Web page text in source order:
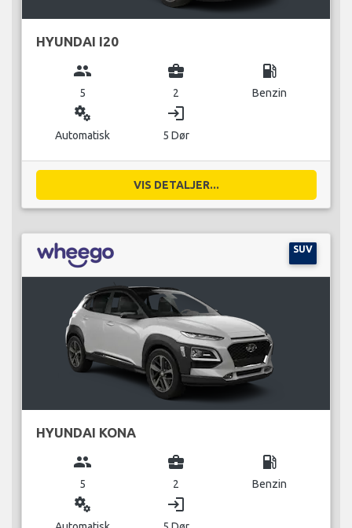
HYUNDAI I20
group
5
business_center
2
local_gas_station
Benzin
miscellaneous_services
Automatisk
login
5 Dør
VIS DETALJER...
SUV
HYUNDAI KONA
group
5
business_center
2
local_gas_station
Benzin
miscellaneous_services login